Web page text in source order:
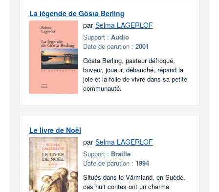
La légende de Gösta Berling
par Selma LAGERLOF
Support : Audio
Date de parution : 2001
Gösta Berling, pasteur défroqué,
buveur, joueur, débauché, répand la
joie et la folie de vivre dans sa petite
communauté.
Le livre de Noël
par Selma LAGERLOF
Support : Braille
Date de parution : 1994
Situés dans le Värmland, en Suède,
ces huit contes ont un charme